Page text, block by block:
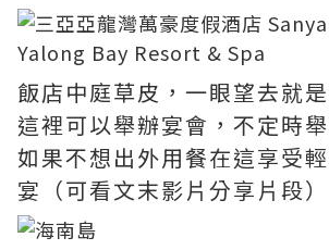
飯店中庭草皮，一眼望去就
這裡可以舉辦宴會，不定時
如果不想出外用餐在這享受
宴（可看文末影片分享片段）